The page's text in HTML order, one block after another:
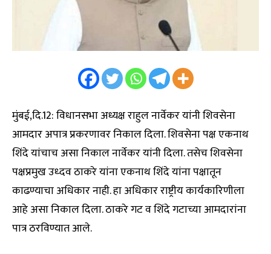
मुंबई,दि.12: विधानसभा अध्यक्ष राहुल नार्वेकर यांनी शिवसेना
आमदार अपात्र प्रकरणावर निकाल दिला. शिवसेना पक्ष एकनाथ
शिंदे यांचाच असा निकाल नार्वेकर यांनी दिला. तसेच शिवसेना
पक्षप्रमुख उध्दव ठाकरे यांना एकनाथ शिंदे यांना पक्षातून
काढण्याचा अधिकार नाही. हा अधिकार राष्ट्रीय कार्यकारिणीला
आहे असा निकाल दिला. ठाकरे गट व शिंदे गटाच्या आमदारांना
पात्र ठरविण्यात आले.